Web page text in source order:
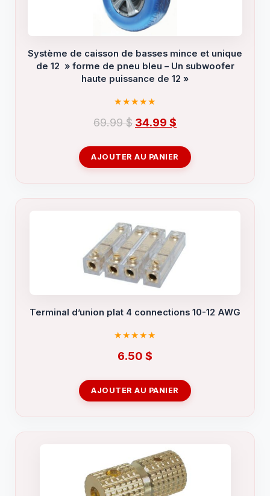
Système de caisson de basses mince et unique
de 12 » forme de pneu bleu – Un subwoofer
haute puissance de 12 »
69.99$ Le
initial
34.99 $
actuel
AJOUTER AU PANIER
Terminal d’union plat 4 connections 10-12 AWG
6.50 $
AJOUTER AU PANIER